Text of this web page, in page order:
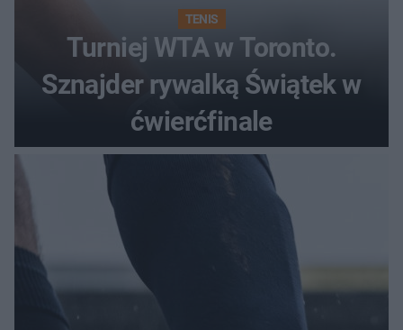
TENIS
Turniej WTA w Toronto.
Sznajder rywalką Świątek w
ćwierćfinale